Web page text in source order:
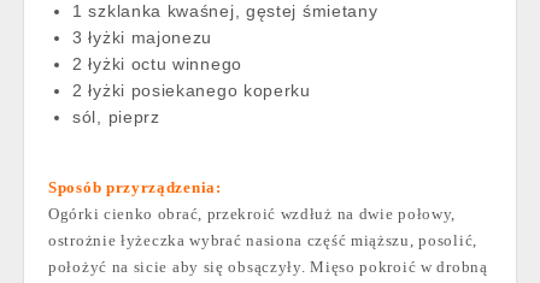
1 szklanka kwaśnej, gęstej śmietany
3 łyżki majonezu
2 łyżki octu winnego
2 łyżki posiekanego koperku
sól, pieprz
Sposób przyrządzenia:
Ogórki cienko obrać, przekroić wzdłuż na dwie połowy,
ostrożnie łyżeczka wybrać nasiona część miąższu, posolić,
położyć na sicie aby się obsączyły. Mięso pokroić w drobną